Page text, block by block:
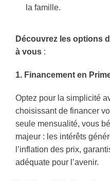
la famille.
Découvrez les options
à vous :
1. Financement en
Optez pour la simplicité
choisissant de financer
seule mensualité, vous
majeur : les intérêts
l’inflation des prix,
adéquate pour l’avenir.